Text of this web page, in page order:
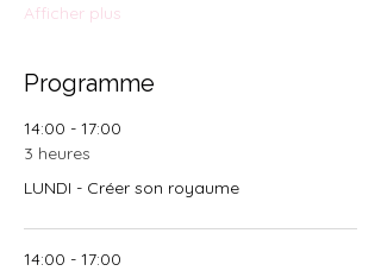
Afficher plus
Programme
14:00 - 17:00
3 heures
LUNDI - Créer son royaume
14:00 - 17:00